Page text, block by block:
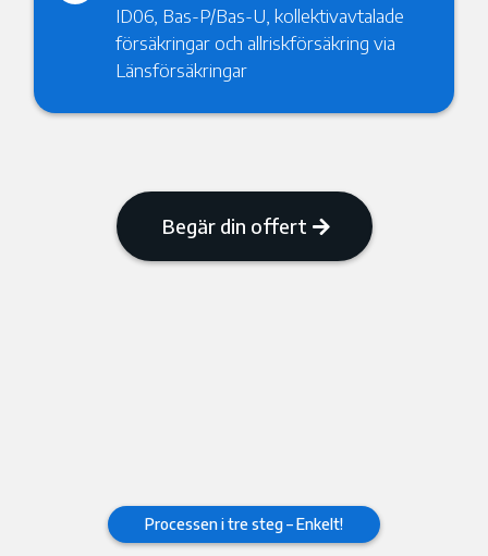
ID06, Bas-P/Bas-U, kollektivavtalade
försäkringar och allriskförsäkring via
Länsförsäkringar
Begär din offert
Processen i tre steg – Enkelt!